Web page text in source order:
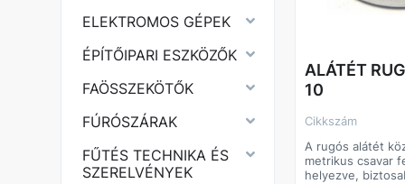
ELEKTROMOS GÉPEK
ÉPÍTŐIPARI ESZKÖZŐK
FAÖSSZEKÖTŐK
FÚRÓSZÁRAK
FŰTÉS TECHNIKA ÉS
SZERELVÉNYEK
ALÁTÉT
10
Cikkszám
A rugós alátét
metrikus csavar
helyezve,